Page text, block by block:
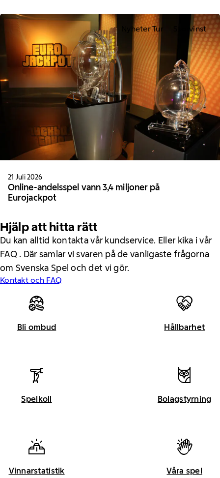
Nyheter Tur Storvinst
21 Juli 2026
Online-andelsspel vann 3,4 miljoner på
Eurojackpot
Hjälp att hitta rätt
Du kan alltid kontakta vår kundservice. Eller kika i vår
FAQ . Där samlar vi svaren på de vanligaste frågorna
om Svenska Spel och det vi gör.
Kontakt och FAQ
Bli ombud Hållbarhet
Spelkoll Bolagstyrning
Vinnarstatistik Våra spel